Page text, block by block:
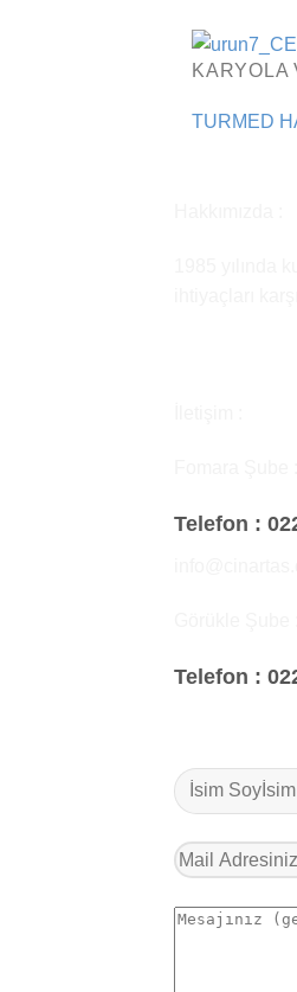
KARYOLA
TURMED
Telefon :
Telefon :